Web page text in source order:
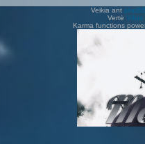
Veikia ant
Vertė Vilius
Karma functions